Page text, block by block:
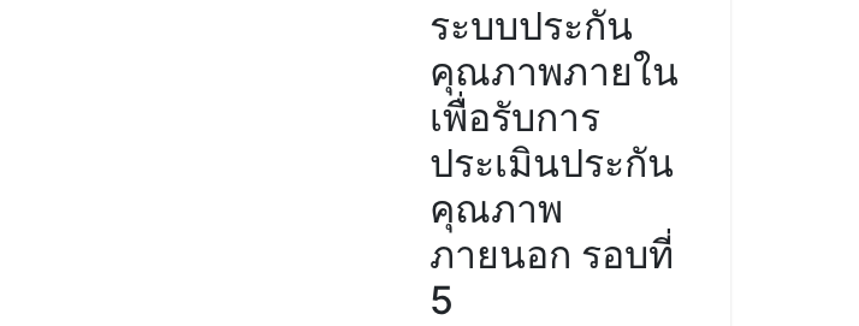
ระบบประกัน
คุณภาพภายใน
เพื่อรับการ
ประเมินประกัน
คุณภาพ
ภายนอก รอบที่
5